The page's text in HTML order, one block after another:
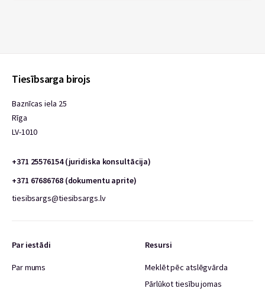
Tiesībsarga birojs
Baznīcas iela 25
Rīga
LV-1010
+371 25576154 (juridiska konsultācija)
+371 67686768 (dokumentu aprite)
tiesibsargs@tiesibsargs.lv
Par iestādi
Par mums
Resursi
Meklēt pēc atslēgvārda
Pārlūkot tiesību jomas